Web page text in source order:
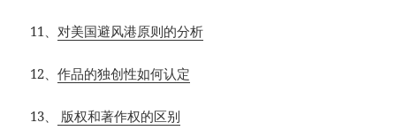
11 对美国避风港原则的分析
12 、作品的独创性如何认定
13 版权和著作权的区别